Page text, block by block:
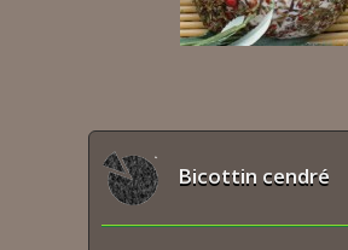
Bicottin cendré